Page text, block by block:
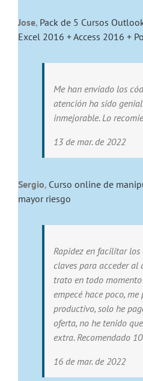
Jose, Pack de 5 Cursos
Excel 2016 + Access 2016 +
Me han enviado los
atención ha sido
inmejorable. Lo
13 de mar. de 2022
Sergio, Curso online de
mayor riesgo
Rapidez en facilitar
claves para acceder al
trato en todo
empecé hace poco, me
productivo, solo he
oferta, no he tenido
extra. Recomendado
16 de mar. de 2022